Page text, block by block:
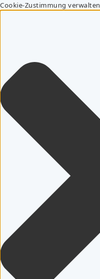
Cookie-Zustimmung verwalten